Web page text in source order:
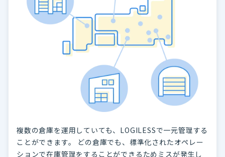
複数の倉庫を運用していても、LOGILESSで一元管理する
ことができます。 どの倉庫でも、標準化されたオペレー
ションで在庫管理をすることができるためミスが発生し